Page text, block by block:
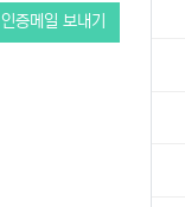
인증메일 보내기